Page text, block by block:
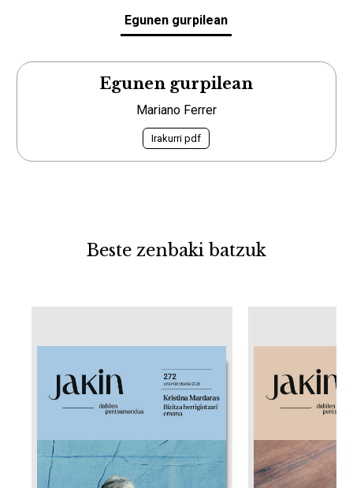
Egunen gurpilean
Egunen gurpilean
Mariano Ferrer
Irakurri pdf
Beste zenbaki batzuk